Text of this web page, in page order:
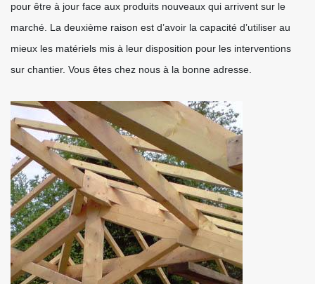
pour être à jour face aux produits nouveaux qui arrivent sur le
marché. La deuxième raison est d’avoir la capacité d’utiliser au
mieux les matériels mis à leur disposition pour les interventions
sur chantier. Vous êtes chez nous à la bonne adresse.